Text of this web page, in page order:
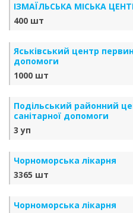
ІЗМАЇЛЬСЬКА МІСЬКА
400 шт
Яськівський центр
допомоги
1000 шт
Подільський районний
санітарної допомоги
3 уп
Чорноморська лікарня
3365 шт
Чорноморська лікарня